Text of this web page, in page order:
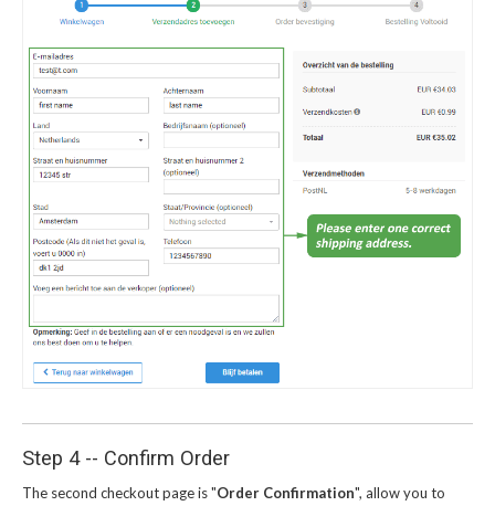
Step 4 -- Confirm Order
The second checkout page is "Order Confirmation", allow you to